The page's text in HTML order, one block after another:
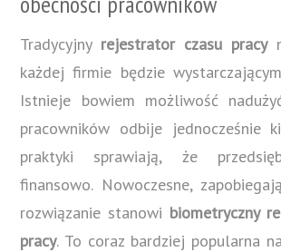
Tradycyjny rejestrator czasu pracy
każdej firmie będzie
Istnieje bowiem możliwość
pracowników odbije jednocześnie
praktyki sprawiają, że
finansowo. Nowoczesne,
rozwiązanie stanowi biometryczny
pracy. To coraz bardziej popularna